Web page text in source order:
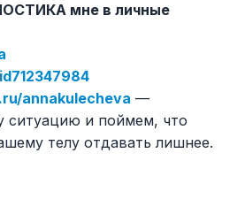
мне в личные
annakulecheva —
ситуацию и поймем, что
телу отдавать лишнее.